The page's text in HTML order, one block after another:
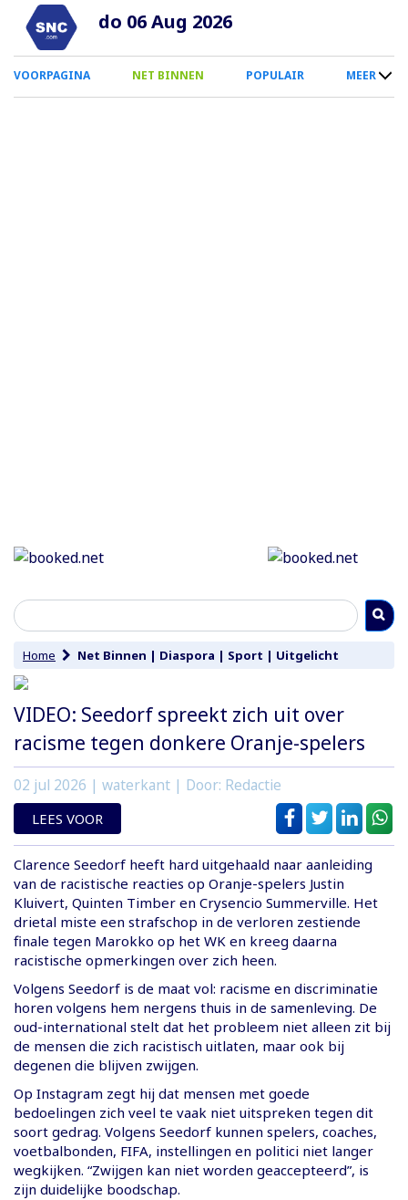
Overslaan
naar
inhoud
do 06 Aug 2026
0
Smartphone
VOORPAGINA NET BINNEN POPULAIR MEER
Home Net Binnen | Diaspora | Sport | Uitgelicht
VIDEO: Seedorf spreekt zich uit over
racisme tegen donkere Oranje-spelers
02 jul 2026 | waterkant | Door: Redactie
LEES VOOR
Clarence Seedorf heeft hard uitgehaald naar aanleiding
van de racistische reacties op Oranje-spelers Justin
Kluivert, Quinten Timber en Crysencio Summerville. Het
drietal miste een strafschop in de verloren zestiende
finale tegen Marokko op het WK en kreeg daarna
racistische opmerkingen over zich heen.
Volgens Seedorf is de maat vol: racisme en discriminatie
horen volgens hem nergens thuis in de samenleving. De
oud-international stelt dat het probleem niet alleen zit bij
de mensen die zich racistisch uitlaten, maar ook bij
degenen die blijven zwijgen.
Op Instagram zegt hij dat mensen met goede
bedoelingen zich veel te vaak niet uitspreken tegen dit
soort gedrag. Volgens Seedorf kunnen spelers, coaches,
voetbalbonden, FIFA, instellingen en politici niet langer
wegkijken. “Zwijgen kan niet worden geaccepteerd”, is
zijn duidelijke boodschap.